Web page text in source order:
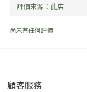
尚未有任何評價
顧客服務